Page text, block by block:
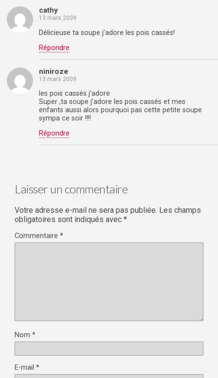
cathy
13 mars 2009
Délicieuse ta soupe j’adore les pois cassés!
Répondre
niniroze
13 mars 2009
les pois cassés j’adore
Super ,ta soupe j’adore les pois cassés et mes
enfants aussi alors pourquoi pas cette petite soupe
sympa ce soir !!!!
Répondre
Laisser un commentaire
Votre adresse e-mail ne sera pas publiée. Les champs
obligatoires sont indiqués avec *
Commentaire *
Nom *
E-mail *